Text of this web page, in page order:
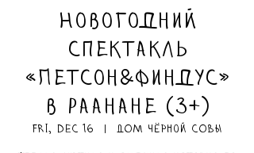
Новогодний
спектакль
«Петсон&Финдус»
в Раанане (3+)
Fri, Dec 16 ДОМ чёрной СОВЫ